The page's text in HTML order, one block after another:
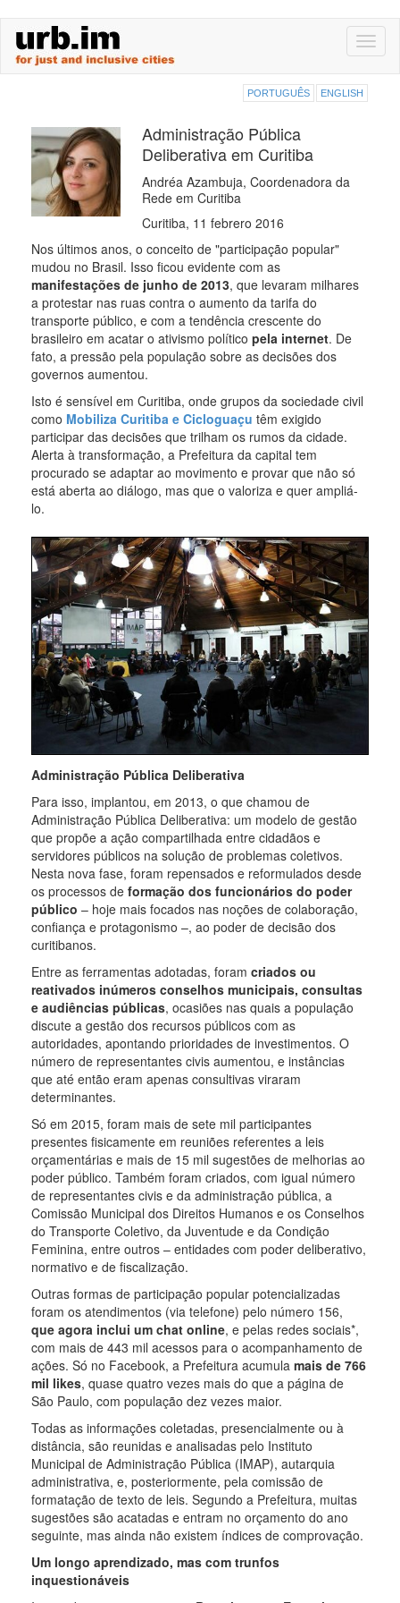
main
PORTUGUÊS ENGLISH
Administração Pública
Deliberativa em Curitiba
Andréa Azambuja, Coordenadora da
Rede em Curitiba
Curitiba, 11 febrero 2016
Nos últimos anos, o conceito de "participação popular"
mudou no Brasil. Isso ficou evidente com as
manifestações de junho de 2013, que levaram milhares
a protestar nas ruas contra o aumento da tarifa do
transporte público, e com a tendência crescente do
brasileiro em acatar o ativismo político pela internet. De
fato, a pressão pela população sobre as decisões dos
governos aumentou.
Isto é sensível em Curitiba, onde grupos da sociedade civil
como Mobiliza Curitiba e Cicloguaçu têm exigido
participar das decisões que trilham os rumos da cidade.
Alerta à transformação, a Prefeitura da capital tem
procurado se adaptar ao movimento e provar que não só
está aberta ao diálogo, mas que o valoriza e quer ampliá-
lo.
Administração Pública Deliberativa
Para isso, implantou, em 2013, o que chamou de
Administração Pública Deliberativa: um modelo de gestão
que propõe a ação compartilhada entre cidadãos e
servidores públicos na solução de problemas coletivos.
Nesta nova fase, foram repensados e reformulados desde
os processos de formação dos funcionários do poder
público – hoje mais focados nas noções de colaboração,
confiança e protagonismo –, ao poder de decisão dos
curitibanos.
Entre as ferramentas adotadas, foram criados ou
reativados inúmeros conselhos municipais, consultas
e audiências públicas, ocasiões nas quais a população
discute a gestão dos recursos públicos com as
autoridades, apontando prioridades de investimentos. O
número de representantes civis aumentou, e instâncias
que até então eram apenas consultivas viraram
determinantes.
Só em 2015, foram mais de sete mil participantes
presentes fisicamente em reuniões referentes a leis
orçamentárias e mais de 15 mil sugestões de melhorias ao
poder público. Também foram criados, com igual número
de representantes civis e da administração pública, a
Comissão Municipal dos Direitos Humanos e os Conselhos
do Transporte Coletivo, da Juventude e da Condição
Feminina, entre outros – entidades com poder deliberativo,
normativo e de fiscalização.
Outras formas de participação popular potencializadas
foram os atendimentos (via telefone) pelo número 156,
que agora inclui um chat online, e pelas redes sociais*,
com mais de 443 mil acessos para o acompanhamento de
ações. Só no Facebook, a Prefeitura acumula mais de 766
mil likes, quase quatro vezes mais do que a página de
São Paulo, com população dez vezes maior.
Todas as informações coletadas, presencialmente ou à
distância, são reunidas e analisadas pelo Instituto
Municipal de Administração Pública (IMAP), autarquia
administrativa, e, posteriormente, pela comissão de
formatação de texto de leis. Segundo a Prefeitura, muitas
sugestões são acatadas e entram no orçamento do ano
seguinte, mas ainda não existem índices de comprovação.
Um longo aprendizado, mas com trunfos
inquestionáveis